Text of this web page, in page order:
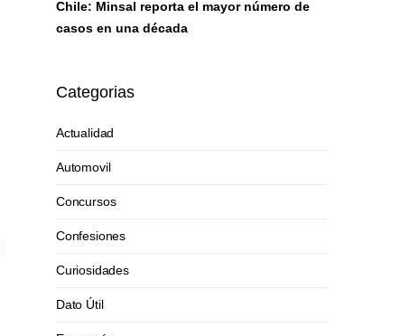
Chile: Minsal reporta el mayor número de
casos en una década
Categorias
Actualidad
Automovil
Concursos
Confesiones
Curiosidades
Dato Útil